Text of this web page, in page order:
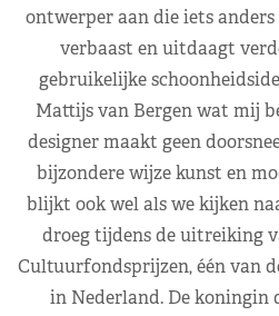
ontwerper aan die iets
verbaast en uitdaagt
gebruikelijke
Mattijs van Bergen wat mij
designer maakt geen
bijzondere wijze kunst en
blijkt ook wel als we kijken
droeg tijdens de uitreiking
Cultuurfondsprijzen, één van
in Nederland. De koningin